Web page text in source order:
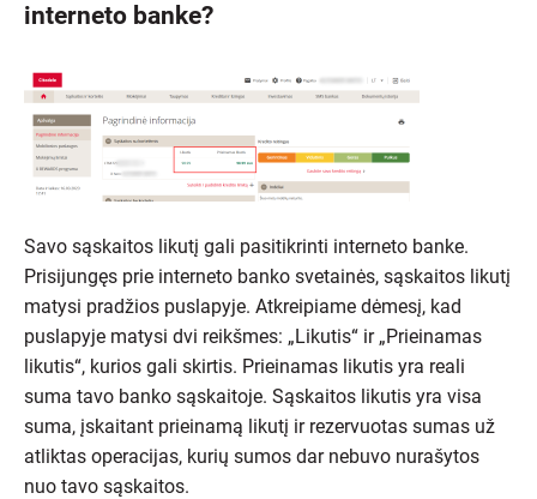
interneto banke?
Savo sąskaitos likutį gali pasitikrinti interneto banke.
Prisijungęs prie interneto banko svetainės, sąskaitos likutį
matysi pradžios puslapyje. Atkreipiame dėmesį, kad
puslapyje matysi dvi reikšmes: „Likutis“ ir „Prieinamas
likutis“, kurios gali skirtis. Prieinamas likutis yra reali
suma tavo banko sąskaitoje. Sąskaitos likutis yra visa
suma, įskaitant prieinamą likutį ir rezervuotas sumas už
atliktas operacijas, kurių sumos dar nebuvo nurašytos
nuo tavo sąskaitos.